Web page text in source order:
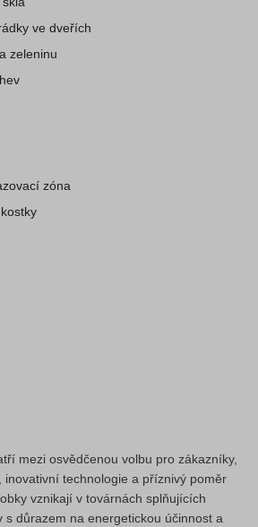
ve dveřích
zeleninu
zóna
mezi osvědčenou volbu pro zákazníky,
inovativní technologie a příznivý poměr
vznikají v továrnách splňujících
s důrazem na energetickou účinnost a